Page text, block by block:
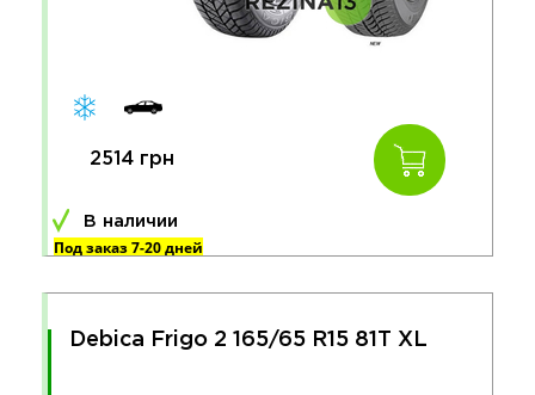
2514 грн
В наличии
Под заказ 7-20 дней
Debica Frigo 2 165/65 R15 81T XL